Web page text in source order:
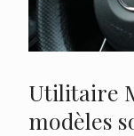
Utilitaire
modèles